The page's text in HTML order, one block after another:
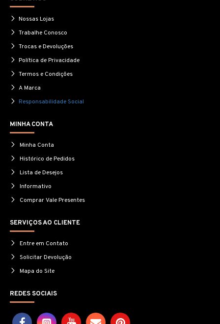
Nossas Lojas
Trabalhe Conosco
Trocas e Devoluções
Política de Privacidade
Termos e Condições
A Marca
Responsabilidade Social
MINHA CONTA
Minha Conta
Histórico de Pedidos
Lista de Desejos
Informativo
Comprar Vale Presentes
SERVIÇOS AO CLIENTE
Entre em Contato
Solicitar Devolução
Mapa do Site
REDES SOCIAIS